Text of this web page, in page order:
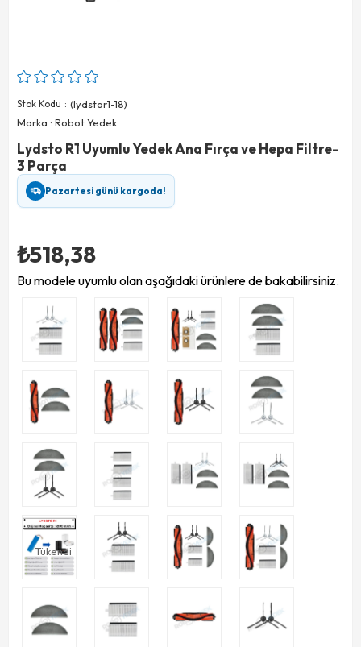
Stok Kodu
(lydstor1-18)
Marka : Robot Yedek
Lydsto R1 Uyumlu Yedek Ana Fırça ve Hepa Filtre-
3 Parça
Pazartesi günü kargoda!
₺518,38
Bu modele uyumlu olan aşağıdaki ürünlere de bakabilirsiniz.
Tükendi